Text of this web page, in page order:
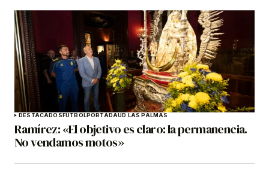
DESTACADOSFÚTBOLPORTADAUD LAS PALMAS
Ramírez: «El objetivo es claro: la permanencia.
No vendamos motos»